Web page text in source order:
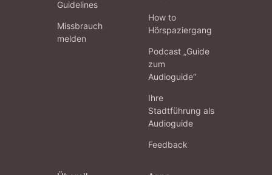
Guidelines
Missbrauch
melden
How to
Hörspaziergang
Podcast „Guide
zum
Audioguide“
Ihre
Stadtführung als
Audioguide
Feedback